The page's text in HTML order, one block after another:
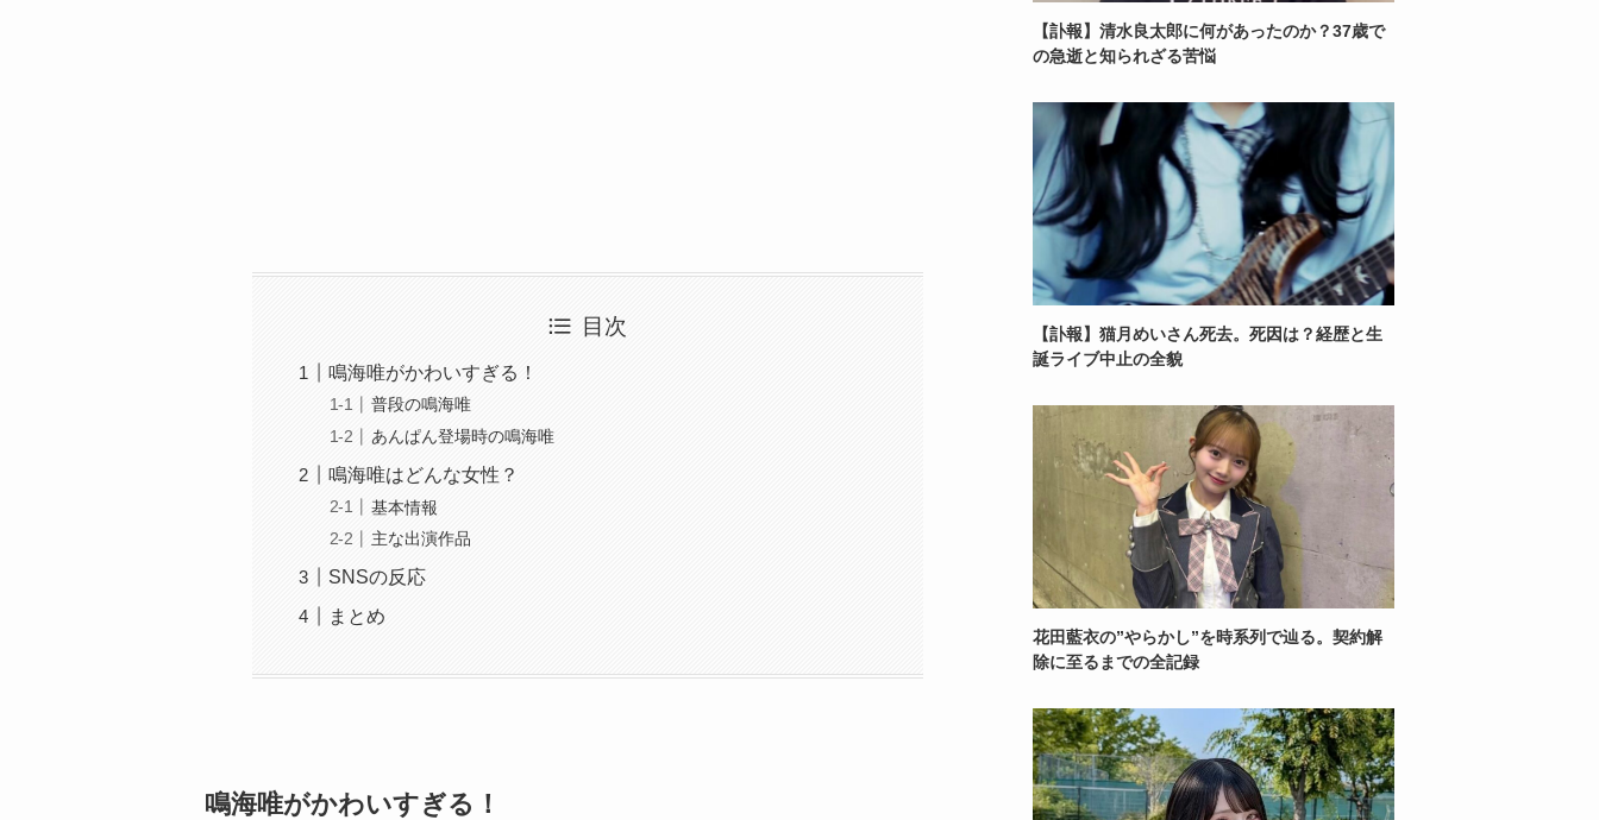
目次
鳴海唯がかわいすぎる！
普段の鳴海唯
あんぱん登場時の鳴海唯
鳴海唯はどんな女性？
基本情報
主な出演作品
SNSの反応
まとめ
鳴海唯がかわいすぎる！
【訃報】清水良太郎に何があったのか？37歳で
の急逝と知られざる苦悩
【訃報】猫月めいさん死去。死因は？経歴と生
誕ライブ中止の全貌
花田藍衣の”やらかし”を時系列で辿る。契約解
除に至るまでの全記録